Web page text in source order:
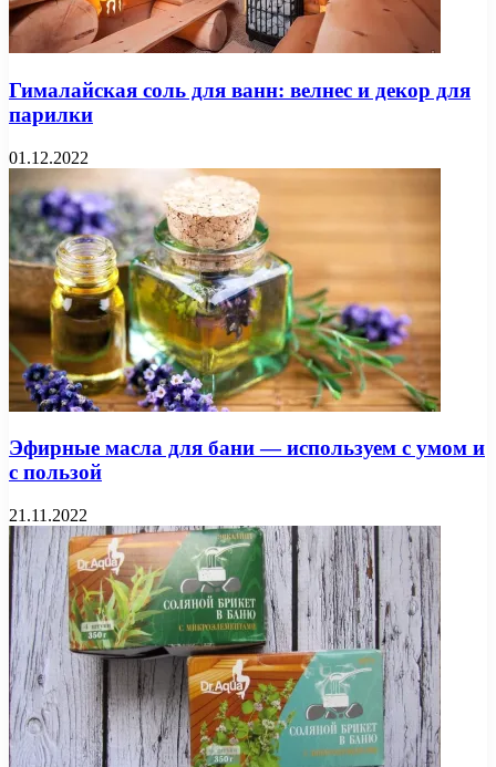
Гималайская соль для ванн: велнес и декор для
парилки
01.12.2022
Эфирные масла для бани — используем с умом и
с пользой
21.11.2022